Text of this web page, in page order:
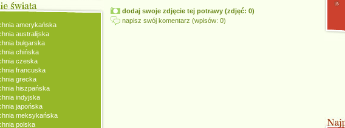
amerykańska
australijska
bułgarska
chińska
czeska
francuska
grecka
hiszpańska
indyjska
japońska
meksykańska
polska
dodaj swoje zdjęcie tej potrawy (zdjęć: 0)
napisz swój komentarz (wpisów: 0)